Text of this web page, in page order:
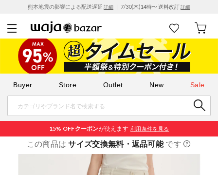
熊本地震の影響による配送遅延 詳細 ｜ 7/30(木)14時〜 送料改訂詳細
Buyer Store Outlet New Sale
15% OFFクーポンが使えます 利用条件を見る
この商品はサイズ交換無料・返品可能です